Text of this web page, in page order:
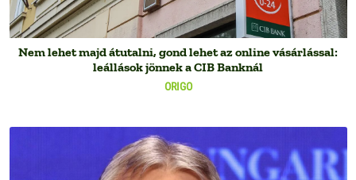
ORIGO
Nem lehet majd átutalni, gond lehet az online vásárlással:
leállások jönnek a CIB Banknál